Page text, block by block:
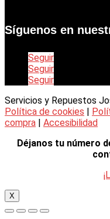
Síguenos en
Seguir
Seguir
Seguir
Servicios y Repuestos
Política de cookies
compra
Accesibilidad
Déjanos tu número
X